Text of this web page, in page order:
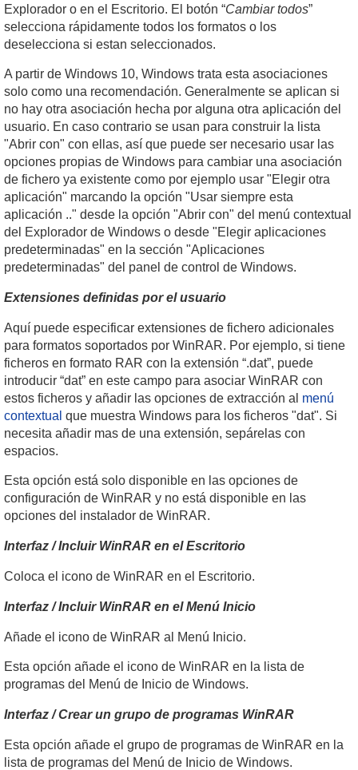
Explorador o en el Escritorio. El botón “Cambiar todos”
selecciona rápidamente todos los formatos o los
deselecciona si estan seleccionados.
A partir de Windows 10, Windows trata esta asociaciones
solo como una recomendación. Generalmente se aplican si
no hay otra asociación hecha por alguna otra aplicación del
usuario. En caso contrario se usan para construir la lista
"Abrir con" con ellas, así que puede ser necesario usar las
opciones propias de Windows para cambiar una asociación
de fichero ya existente como por ejemplo usar "Elegir otra
aplicación" marcando la opción "Usar siempre esta
aplicación .." desde la opción "Abrir con" del menú contextual
del Explorador de Windows o desde "Elegir aplicaciones
predeterminadas" en la sección "Aplicaciones
predeterminadas" del panel de control de Windows.
Extensiones definidas por el usuario
Aquí puede especificar extensiones de fichero adicionales
para formatos soportados por WinRAR. Por ejemplo, si tiene
ficheros en formato RAR con la extensión “.dat”, puede
introducir “dat” en este campo para asociar WinRAR con
estos ficheros y añadir las opciones de extracción al menú
contextual que muestra Windows para los ficheros "dat". Si
necesita añadir mas de una extensión, sepárelas con
espacios.
Esta opción está solo disponible en las opciones de
configuración de WinRAR y no está disponible en las
opciones del instalador de WinRAR.
Interfaz / Incluir WinRAR en el Escritorio
Coloca el icono de WinRAR en el Escritorio.
Interfaz / Incluir WinRAR en el Menú Inicio
Añade el icono de WinRAR al Menú Inicio.
Esta opción añade el icono de WinRAR en la lista de
programas del Menú de Inicio de Windows.
Interfaz / Crear un grupo de programas WinRAR
Esta opción añade el grupo de programas de WinRAR en la
lista de programas del Menú de Inicio de Windows.